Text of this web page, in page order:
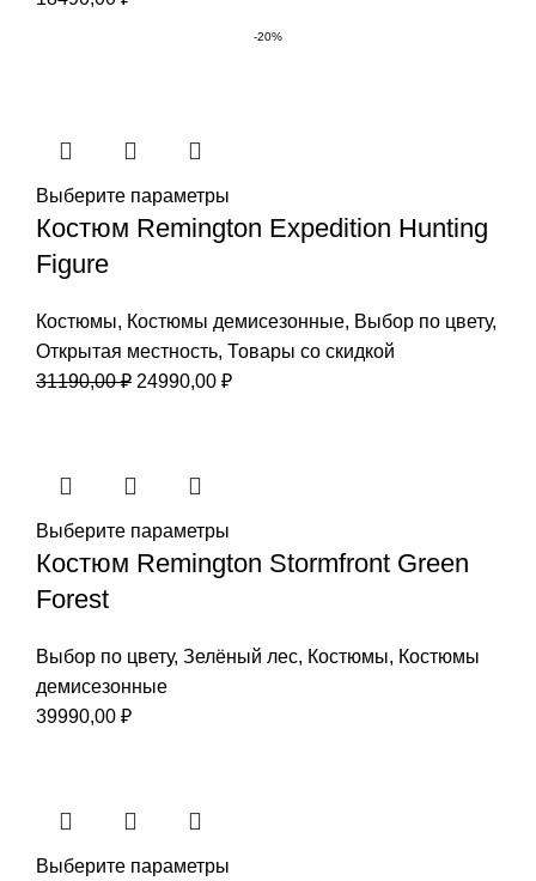
-20%
Выберите параметры
Костюм Remington Expedition Hunting
Figure
Костюмы, Костюмы демисезонные, Выбор по цвету,
Открытая местность, Товары со скидкой
31190,00₽ Первоначальная
24990,00 ₽Текущая
Выберите параметры
Костюм Remington Stormfront Green
Forest
Выбор по цвету, Зелёный лес, Костюмы, Костюмы
демисезонные
39990,00 ₽
Выберите параметры